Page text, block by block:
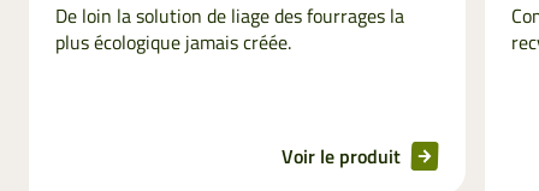
De loin la solution de liage des fourrages la
plus écologique jamais créée.
Voir le produit